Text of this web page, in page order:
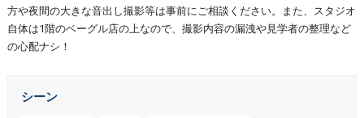
方や夜間の大きな音出し撮影等は事前にご相談ください。また、スタジオ
自体は1階のベーグル店の上なので、撮影内容の漏洩や見学者の整理など
の心配ナシ！
シーン